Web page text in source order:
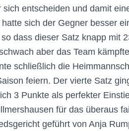
entscheiden und damit
sich der Gegner besser
dass dieser Satz knapp mit
aber das Team
schließlich die
feiern. Der vierte Satz
3 Punkte als perfekter
für das überaus
geführt von Anja